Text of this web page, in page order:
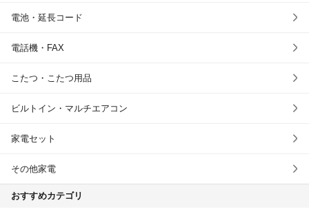
電池・延長コード
電話機・FAX
こたつ・こたつ用品
ビルトイン・マルチエアコン
家電セット
その他家電
おすすめカテゴリ